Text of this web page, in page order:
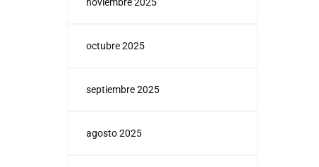
octubre 2025
septiembre 2025
agosto 2025